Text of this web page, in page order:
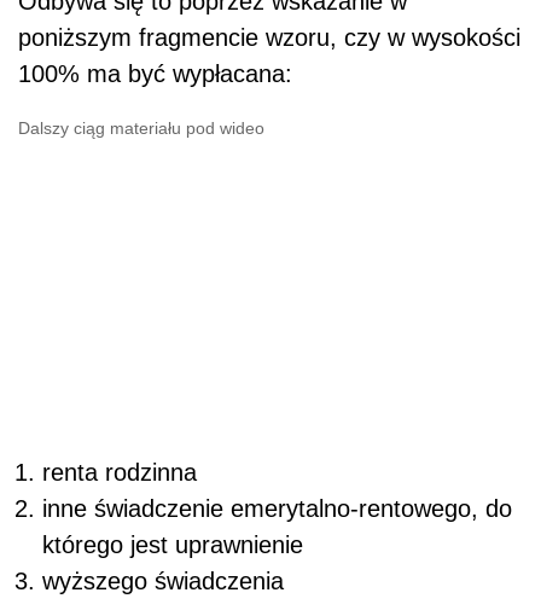
poniższym fragmencie wzoru, czy w wysokości
100% ma być wypłacana:
Dalszy ciąg materiału pod wideo
renta rodzinna
inne świadczenie emerytalno-rentowego, do
którego jest uprawnienie
wyższego świadczenia